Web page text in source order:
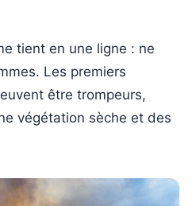
tient en une ligne : ne
Les premiers
être trompeurs,
végétation sèche et des